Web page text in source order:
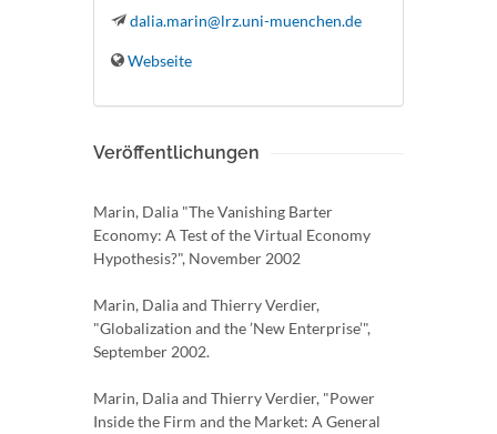
dalia.marin@lrz.uni-muenchen.de
Webseite
Veröffentlichungen
Marin, Dalia "The Vanishing Barter
Economy: A Test of the Virtual Economy
Hypothesis?", November 2002
Marin, Dalia and Thierry Verdier,
"Globalization and the ’New Enterprise’",
September 2002.
Marin, Dalia and Thierry Verdier, "Power
Inside the Firm and the Market: A General